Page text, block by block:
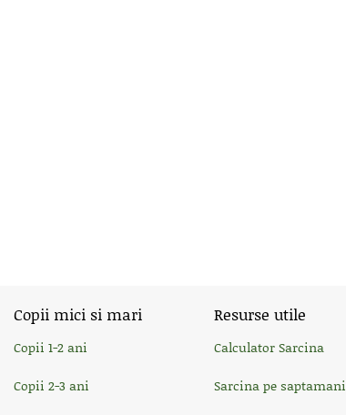
Copii mici si mari
Copii 1-2 ani
Copii 2-3 ani
Resurse utile
Calculator Sarcina
Sarcina pe saptamani